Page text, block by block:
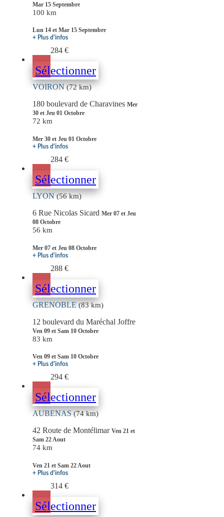
Mar 15 Septembre
100 km
Lun 14 et Mar 15 Septembre
+ Plus d'infos
284 €
Sélectionner
VOIRON(72 km)
180 boulevard de Charavines Mer
30 et Jeu 01 Octobre
72 km
Mer 30 et Jeu 01 Octobre
+ Plus d'infos
284 €
Sélectionner
LYON(56 km)
6 Rue Nicolas Sicard Mer 07 et Jeu
08 Octobre
56 km
Mer 07 et Jeu 08 Octobre
+ Plus d'infos
288 €
Sélectionner
GRENOBLE(83 km)
12 boulevard du Maréchal Joffre
Ven 09 et Sam 10 Octobre
83 km
Ven 09 et Sam 10 Octobre
+ Plus d'infos
294 €
Sélectionner
AUBENAS(74 km)
42 Route de Montélimar Ven 21 et
Sam 22 Aout
74 km
Ven 21 et Sam 22 Aout
+ Plus d'infos
314 €
Sélectionner